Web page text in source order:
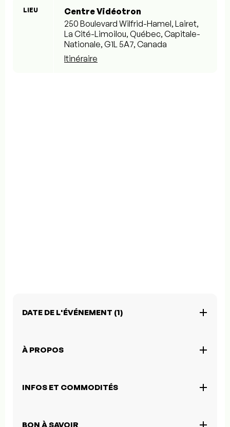
LIEU
Centre Vidéotron
250 Boulevard Wilfrid-Hamel, Lairet,
La Cité-Limoilou, Québec, Capitale-
Nationale, G1L 5A7, Canada
Itinéraire
DATE DE L'ÉVÉNEMENT (1)
À PROPOS
INFOS ET COMMODITÉS
BON À SAVOIR